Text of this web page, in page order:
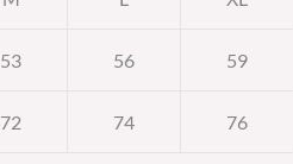
53 56 59
72 74 76